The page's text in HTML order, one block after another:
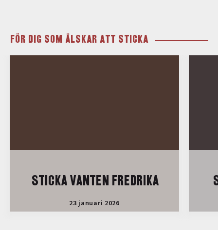
FÖR DIG SOM ÄLSKAR ATT STICKA
STICKA VANTEN FREDRIKA
23 januari 2026